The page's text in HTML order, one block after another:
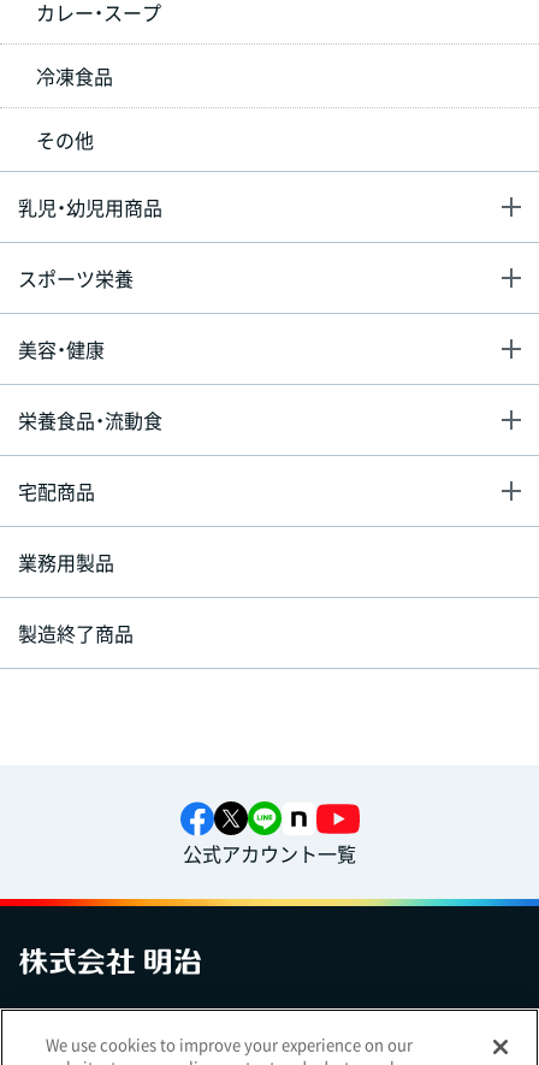
カレー・スープ
冷凍食品
その他
乳児・幼児用商品
スポーツ栄養
美容・健康
栄養食品・流動食
宅配商品
業務用製品
製造終了商品
公式アカウント一覧
アクセシビリティへの対応方針ご利用規約明治グループのDX
We use cookies to improve your experience on our